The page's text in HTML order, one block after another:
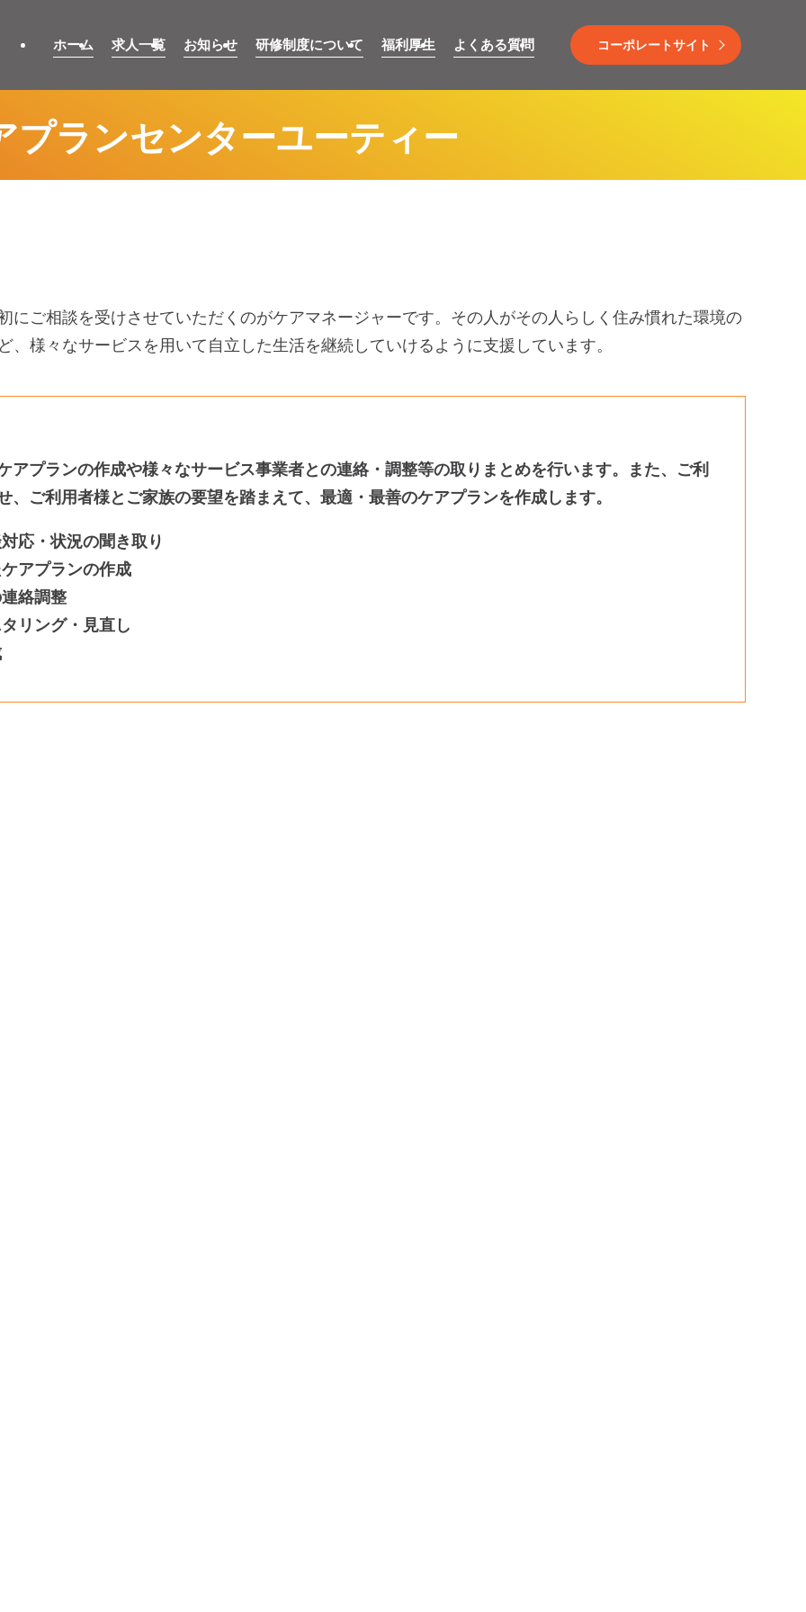
ホーム 求人一覧 お知らせ 研修制度について 福利厚生 よくある質問 コーポレートサイト
プランセンターユーティー
にご相談を受けさせていただくのがケアマネージャーです。その人がその人らしく住み慣れた環境の
様々なサービスを用いて自立した生活を継続していけるように支援しています。
アプランの作成や様々なサービス事業者との連絡・調整等の取りまとめを行います。また、ご利
ご利用者様とご家族の要望を踏まえて、最適・最善のケアプランを作成します。
応・状況の聞き取り
アプランの作成
絡調整
リング・見直し